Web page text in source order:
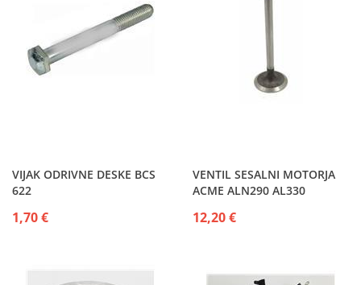
VIJAK ODRIVNE DESKE BCS
622
1,70 €
VENTIL SESALNI MOTORJA
ACME ALN290 AL330
12,20 €